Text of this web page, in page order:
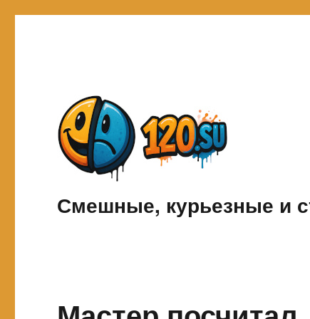
Смешные, курьезные и